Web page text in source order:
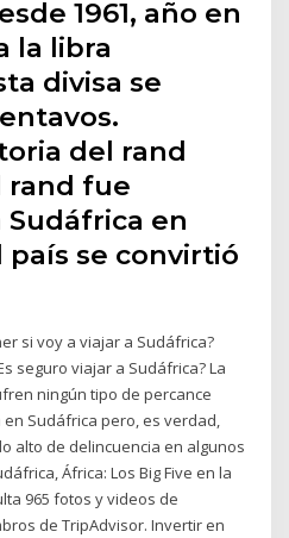
1961, año en
la libra
divisa se
del rand
rand fue
en
país se convirtió
si voy a viajar a Sudáfrica?
seguro viajar a Sudáfrica? La
ningún tipo de percance
Sudáfrica pero, es verdad,
alto de delincuencia en algunos
África: Los Big Five en la
965 fotos y videos de
de TripAdvisor. Invertir en